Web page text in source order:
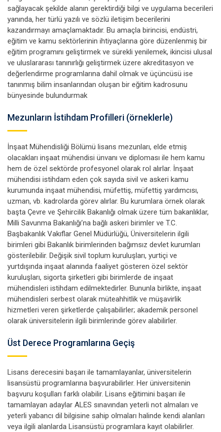
sağlayacak şekilde alanın gerektirdiği bilgi ve uygulama becerileri
yanında, her türlü yazılı ve sözlü iletişim becerilerini
kazandırmayı amaçlamaktadır. Bu amaçla birincisi, endüstri,
eğitim ve kamu sektörlerinin ihtiyaçlarına göre düzenlenmiş bir
eğitim programını geliştirmek ve sürekli yenilemek, ikincisi ulusal
ve uluslararası tanınırlığı geliştirmek üzere akreditasyon ve
değerlendirme programlarına dahil olmak ve üçüncüsü ise
tanınmış bilim insanlarından oluşan bir eğitim kadrosunu
bünyesinde bulundurmak
Mezunların İstihdam Profilleri (örneklerle)
İnşaat Mühendisliği Bölümü lisans mezunları, elde etmiş
olacakları inşaat mühendisi ünvanı ve diploması ile hem kamu
hem de özel sektörde profesyonel olarak rol alırlar. İnşaat
mühendisi istihdam eden çok sayıda sivil ve askeri kamu
kurumunda inşaat mühendisi, müfettiş, müfettiş yardımcısı,
uzman, vb. kadrolarda görev alırlar. Bu kurumlara örnek olarak
başta Çevre ve Şehircilik Bakanlığı olmak üzere tüm bakanlıklar,
Milli Savunma Bakanlığı’na bağlı askeri birimler ve T.C.
Başbakanlık Vakıflar Genel Müdürlüğü, Üniversitelerin ilgili
birimleri gibi Bakanlık birimlerinden bağımsız devlet kurumları
gösterilebilir. Değişik sivil toplum kuruluşları, yurtiçi ve
yurtdışında inşaat alanında faaliyet gösteren özel sektör
kuruluşları, sigorta şirketleri gibi birimlerde de inşaat
mühendisleri istihdam edilmektedirler. Bununla birlikte, inşaat
mühendisleri serbest olarak müteahhitlik ve müşavirlik
hizmetleri veren şirketlerde çalışabilirler; akademik personel
olarak üniversitelerin ilgili birimlerinde görev alabilirler.
Üst Derece Programlarına Geçiş
Lisans derecesini başarı ile tamamlayanlar, üniversitelerin
lisansüstü programlarına başvurabilirler. Her üniversitenin
başvuru koşulları farklı olabilir. Lisans eğitimini başarı ile
tamamlayan adaylar ALES sınavından yeterli not almaları ve
yeterli yabancı dil bilgisine sahip olmaları halinde kendi alanları
veya ilgili alanlarda Lisansüstü programlara kayıt olabilirler.